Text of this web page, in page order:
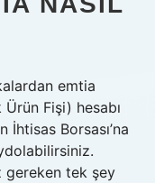
emtia
Fişi) hesabı
İhtisas Borsası’na
gereken tek şey